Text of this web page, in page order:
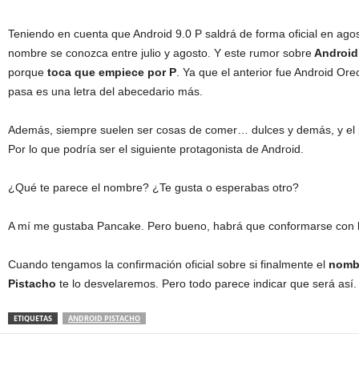
Teniendo en cuenta que Android 9.0 P saldrá de forma oficial en
nombre se conozca entre julio y agosto. Y este rumor sobre
porque toca que empiece por P . Ya que el anterior fue Android
pasa es una letra del abecedario más.
Además, siempre suelen ser cosas de comer… dulces y demás, y
Por lo que podría ser el siguiente protagonista de Android.
¿Qué te parece el nombre? ¿Te gusta o esperabas otro?
A mí me gustaba Pancake. Pero bueno, habrá que conformarse con
Cuando tengamos la confirmación oficial sobre si finalmente el
Pistacho te lo desvelaremos. Pero todo parece indicar que será así.
ETIQUETAS ANDROID PISTACHO